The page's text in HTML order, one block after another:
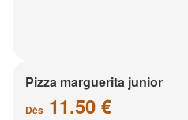
Pizza marguerita junior
Dès 11.50 €